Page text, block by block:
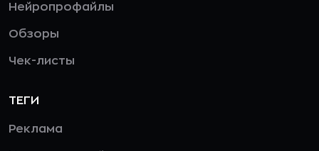
Нейропрофайлы
Обзоры
Чек-листы
ТЕГИ
Реклама